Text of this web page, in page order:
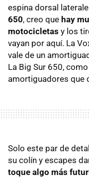
espina dorsal
650, creo que hay
motocicletas y los
vayan por aquí. La
vale de un
La Big Sur 650,
amortiguadores que
Solo este par de
su colín y escapes
toque algo más